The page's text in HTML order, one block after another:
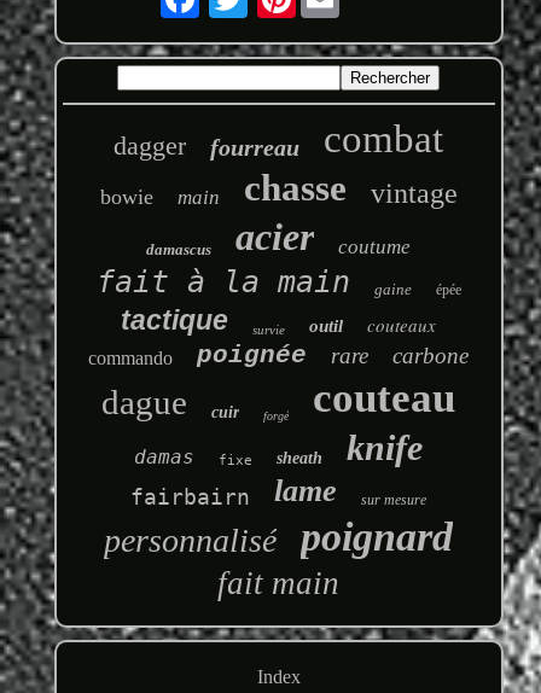
dagger fourreau combat
bowie main chasse vintage
damascus acier coutume
fait à la main gaine épée
tactique survie outil couteaux
commando poignée rare carbone
dague cuir forgé couteau
damas fixe sheath knife
fairbairn lame sur mesure
personnalisé poignard
fait main
Index